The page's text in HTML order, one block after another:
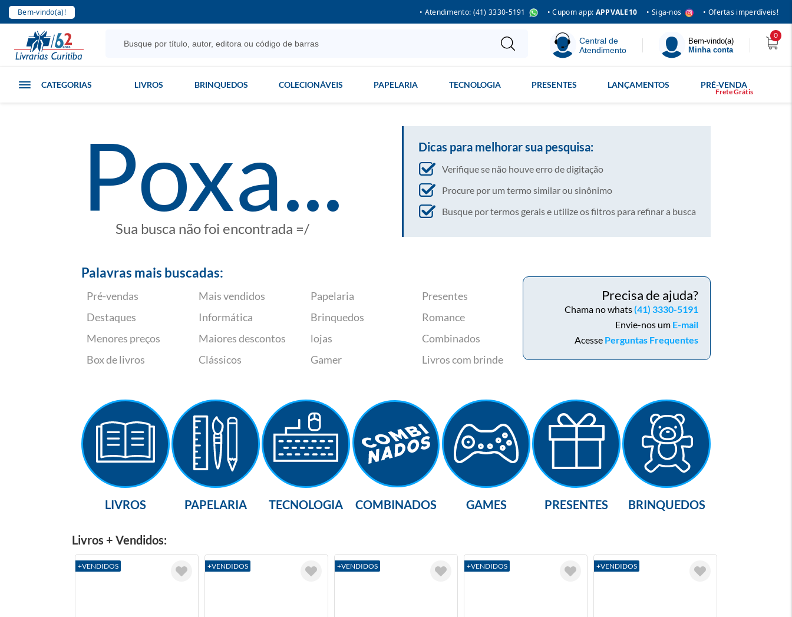
Bem-vindo(a)! • Atendimento: (41) 3330-5191 • Cupom app: APPVALE10 • Siga-nos • Ofertas imperdíveis!
Central de
Atendimento
Bem-vindo(a)
Minha conta
0
CATEGORIAS LIVROS BRINQUEDOS COLECIONÁVEIS PAPELARIA TECNOLOGIA PRESENTES LANÇAMENTOS PRÉ-VENDA
poxa...
Sua busca não foi encontrada =/
Dicas para melhorar sua pesquisa:
Verifique se não houve erro de digitação
Procure por um termo similar ou sinônimo
Busque por termos gerais e utilize os filtros para refinar a busca
Palavras mais buscadas:
Pré-vendas
Destaques
Menores preços
Box de livros
Mais vendidos
Informática
Maiores descontos
Clássicos
Papelaria
Brinquedos
lojas
Gamer
Presentes
Romance
Combinados
Livros com brinde
Precisa de ajuda?
Chama no whats(41) 3330-5191
Envie-nos um E-mail
Acesse Perguntas Frequentes
LIVROS PAPELARIA TECNOLOGIA COMBINADOS GAMES PRESENTES BRINQUEDOS
Livros + Vendidos:
+VENDIDOS +VENDIDOS +VENDIDOS +VENDIDOS +VENDIDOS